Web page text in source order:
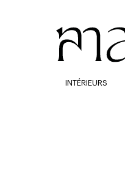
INTÉRIEURS